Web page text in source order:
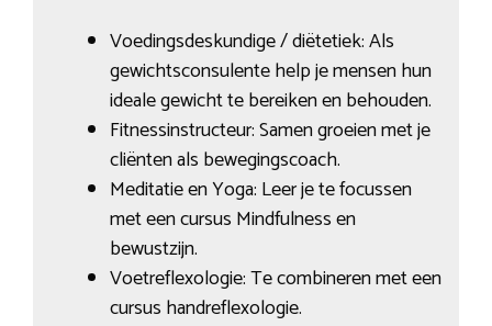
Voedingsdeskundige / diëtetiek: Als
gewichtsconsulente help je mensen hun
ideale gewicht te bereiken en behouden.
Fitnessinstructeur: Samen groeien met je
cliënten als bewegingscoach.
Meditatie en Yoga: Leer je te focussen
met een cursus Mindfulness en
bewustzijn.
Voetreflexologie: Te combineren met een
cursus handreflexologie.